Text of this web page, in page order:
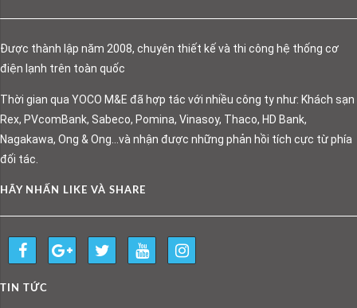
Được thành lập năm 2008, chuyên thiết kế và thi công hệ thống cơ
điện lạnh trên toàn quốc
Thời gian qua YOCO M&E đã hợp tác với nhiều công ty như: Khách sạn
Rex, PVcomBank, Sabeco, Pomina, Vinasoy, Thaco, HD Bank,
Nagakawa, Ong & Ong…và nhận được những phản hồi tích cực từ phía
đối tác.
HÃY NHẤN LIKE VÀ SHARE
TIN TỨC